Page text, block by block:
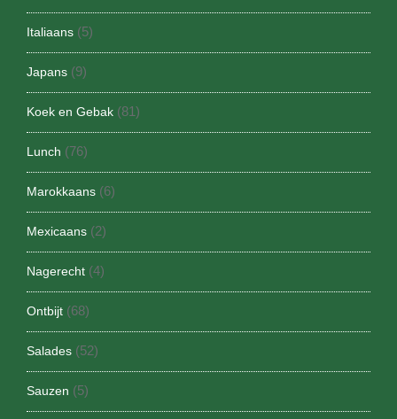
Italiaans (5)
Japans (9)
Koek en Gebak (81)
Lunch (76)
Marokkaans (6)
Mexicaans (2)
Nagerecht (4)
Ontbijt (68)
Salades (52)
Sauzen (5)